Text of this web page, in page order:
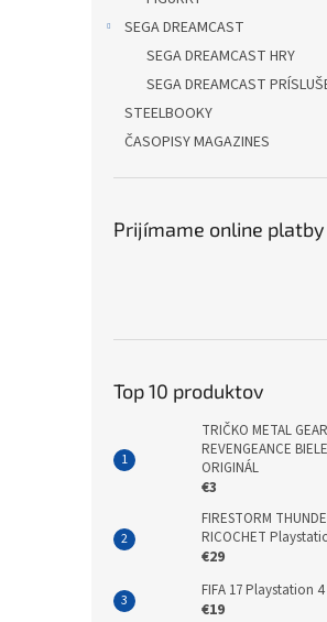
SEGA DREAMCAST
SEGA DREAMCAST HRY
SEGA DREAMCAST
STEELBOOKY
ČASOPISY MAGAZINES
Prijímame online platby
Top 10 produktov
TRIČKO METAL
REVENGEANCE
ORIGINÁL
€3
FIRESTORM
RICOCHET
€29
FIFA 17 Playstation 4
€19